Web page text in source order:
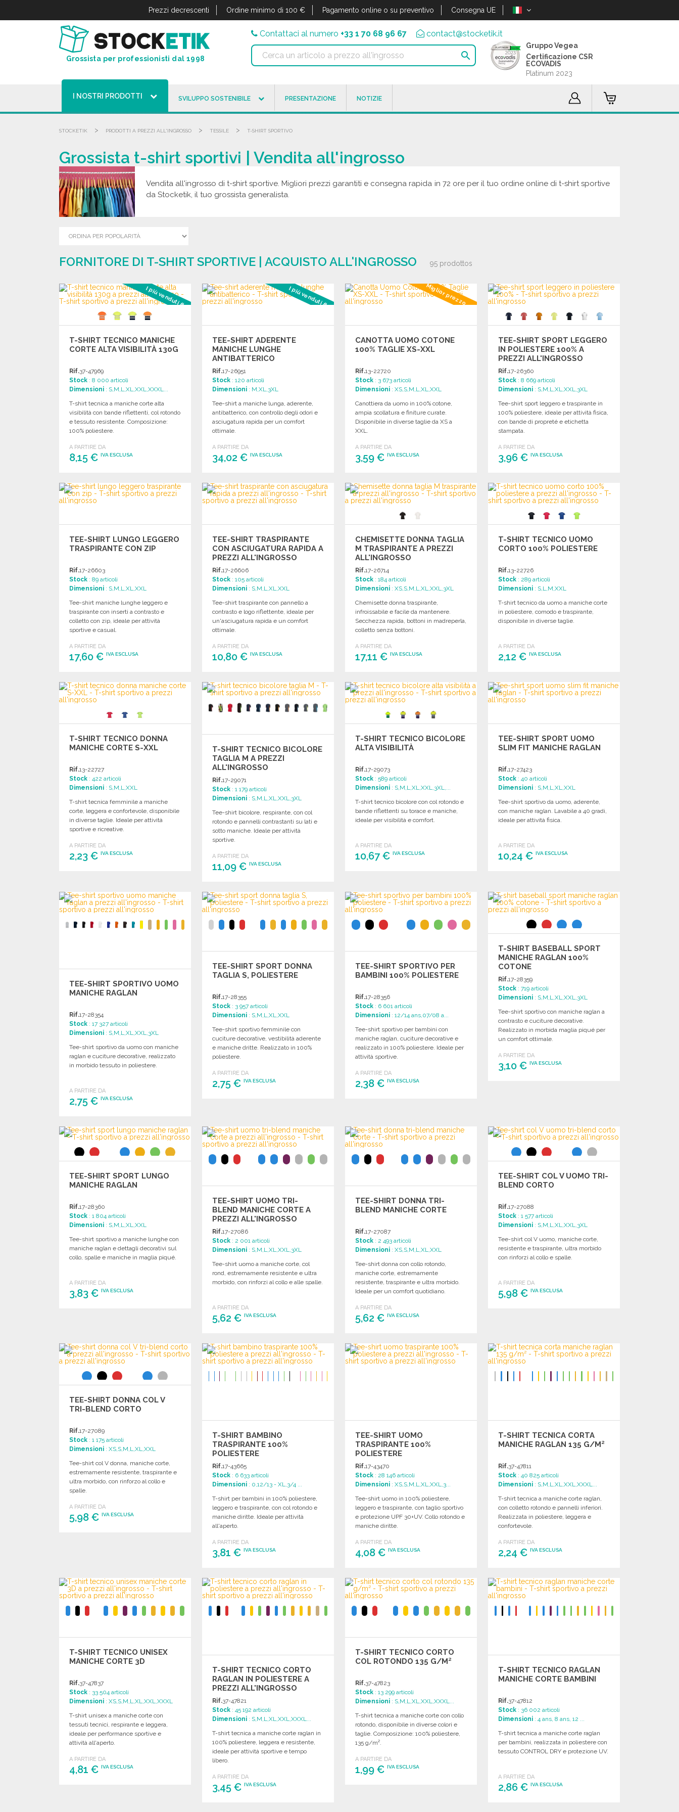
Prezzi decrescenti Ordine minimo di 100 € Pagamento online o su preventivo Consegna UE
Grossista per professionisti dal 1998
Contattaci al numero +33 1 70 68 96 67 contact@stocketik.it

Gruppo Vegea
Certificazione CSR
ECOVADIS
Platinum 2023
I NOSTRI PRODOTTI SVILUPPO SOSTENIBILE PRESENTAZIONE NOTIZIE
STOCKETIK > PRODOTTI A PREZZI ALL'INGROSSO > TESSILE > T-SHIRT SPORTIVO
Grossista t-shirt sportivi | Vendita all'ingrosso
Vendita all'ingrosso di t-shirt sportive. Migliori prezzi garantiti e consegna rapida in 72 ore per il tuo ordine online di t-shirt sportive
da Stocketik, il tuo grossista generalista.
FORNITORE DI T-SHIRT SPORTIVE | ACQUISTO ALL'INGROSSO 95 prodottos
I più venduti #1
T-SHIRT TECNICO MANICHE
CORTE ALTA VISIBILITÀ 130G
Rif.37-47969
Stock : 8 000 articoli
Dimensioni : S,M,L,XL,XXL,XXXL...
T-shirt tecnica a maniche corte alta
visibilità con bande riflettenti, col rotondo
e tessuto resistente. Composizione:
100% poliestere.
A PARTIRE DA
8,15 € IVA ESCLUSA
Richiedi un preventivo
I più venduti #2
TEE-SHIRT ADERENTE
MANICHE LUNGHE
ANTIBATTERICO
Rif.17-26951
Stock : 120 articoli
Dimensioni : M,XL,3XL
Tee-shirt a maniche lunga, aderente,
antibatterico, con controllo degli odori e
asciugatura rapida per un comfort
ottimale.
A PARTIRE DA
34,02 €IVA ESCLUSA
Richiedi un preventivo
Miglior prezzo
CANOTTA UOMO COTONE
100% TAGLIE XS-XXL
Rif.13-22720
Stock : 3 673 articoli
Dimensioni : XS,S,M,L,XL,XXL
Canottiera da uomo in 100% cotone,
ampia scollatura e finiture curate.
Disponibile in diverse taglie da XS a
XXL.
A PARTIRE DA
3,59 €IVA ESCLUSA
Richiedi un preventivo
TEE-SHIRT SPORT LEGGERO
IN POLIESTERE 100% A
PREZZI ALL'INGROSSO
Rif.17-26360
Stock : 8 669 articoli
Dimensioni : S,M,L,XL,XXL,3XL
Tee-shirt sport leggero e traspirante in
100% poliestere, ideale per attività fisica,
con bande di propreté e etichetta
stampata.
A PARTIRE DA
3,96 €IVA ESCLUSA
Richiedi un preventivo
TEE-SHIRT LUNGO LEGGERO
TRASPIRANTE CON ZIP
Rif.17-26603
Stock : 89 articoli
Dimensioni : S,M,L,XL,XXL
Tee-shirt maniche lunghe leggero e
traspirante con inserti a contrasto e
colletto con zip, ideale per attività
sportive e casual.
A PARTIRE DA
17,60 € IVA ESCLUSA
Richiedi un preventivo
TEE-SHIRT TRASPIRANTE
CON ASCIUGATURA RAPIDA A
PREZZI ALL'INGROSSO
Rif.17-26606
Stock : 105 articoli
Dimensioni : S,M,L,XL,XXL
Tee-shirt traspirante con pannello a
contrasto e logo riflettente, ideale per
un'asciugatura rapida e un comfort
ottimale.
A PARTIRE DA
10,80 €IVA ESCLUSA
Richiedi un preventivo
CHEMISETTE DONNA TAGLIA
M TRASPIRANTE A PREZZI
ALL'INGROSSO
Rif.17-26714
Stock : 184 articoli
Dimensioni : XS,S,M,L,XL,XXL,3XL
Chemisette donna traspirante,
infroissabile e facile da mantenere.
Secchezza rapida, bottoni in madreperla,
colletto senza bottoni.
A PARTIRE DA
17,11 €IVA ESCLUSA
Richiedi un preventivo
T-SHIRT TECNICO UOMO
CORTO 100% POLIESTERE
Rif.13-22726
Stock : 289 articoli
Dimensioni : S,L,M,XXL
T-shirt tecnico da uomo a maniche corte
in poliestere, comodo e traspirante,
disponibile in diverse taglie.
A PARTIRE DA
2,12 €IVA ESCLUSA
Richiedi un preventivo
T-SHIRT TECNICO DONNA
MANICHE CORTE S-XXL
Rif.13-22727
Stock : 422 articoli
Dimensioni : S,M,L,XXL
T-shirt tecnica femminile a maniche
corte, leggera e confortevole, disponibile
in diverse taglie. Ideale per attività
sportive e ricreative.
A PARTIRE DA
2,23 € IVA ESCLUSA
Richiedi un preventivo
T-SHIRT TECNICO BICOLORE
TAGLIA M A PREZZI
ALL'INGROSSO
Rif.17-29071
Stock : 1 179 articoli
Dimensioni : S,M,L,XL,XXL,3XL
Tee-shirt bicolore, respirante, con col
rotondo e pannelli contrastanti su lati e
sotto maniche. Ideale per attività
sportive.
A PARTIRE DA
11,09 €IVA ESCLUSA
Richiedi un preventivo
T-SHIRT TECNICO BICOLORE
ALTA VISIBILITÀ
Rif.17-29073
Stock : 589 articoli
Dimensioni : S,M,L,XL,XXL,3XL,...
T-shirt tecnico bicolore con col rotondo e
bande riflettenti su torace e maniche,
ideale per visibilità e comfort.
A PARTIRE DA
10,67 €IVA ESCLUSA
Richiedi un preventivo
TEE-SHIRT SPORT UOMO
SLIM FIT MANICHE RAGLAN
Rif.17-27423
Stock : 40 articoli
Dimensioni : S,M,L,XL,XXL
Tee-shirt sportivo da uomo, aderente,
con maniche raglan. Lavabile a 40 gradi,
ideale per attività fisica.
A PARTIRE DA
10,24 €IVA ESCLUSA
Richiedi un preventivo
TEE-SHIRT SPORTIVO UOMO
MANICHE RAGLAN
Rif.17-28354
Stock : 17 327 articoli
Dimensioni : S,M,L,XL,XXL,3XL
Tee-shirt sportivo da uomo con maniche
raglan e cuciture decorative, realizzato
in morbido tessuto in poliestere.
A PARTIRE DA
2,75 € IVA ESCLUSA
Richiedi un preventivo
TEE-SHIRT SPORT DONNA
TAGLIA S, POLIESTERE
Rif.17-28355
Stock : 3 957 articoli
Dimensioni : S,M,L,XL,XXL
Tee-shirt sportivo femminile con
cuciture decorative, vestibilità aderente
e maniche dritte. Realizzato in 100%
poliestere.
A PARTIRE DA
2,75 €IVA ESCLUSA
TEE-SHIRT SPORTIVO PER
BAMBINI 100% POLIESTERE
Rif.17-28356
Stock : 6 601 articoli
Dimensioni : 12/14 ans,07/08 a...
Tee-shirt sportivo per bambini con
maniche raglan, cuciture decorative e
realizzato in 100% poliestere. Ideale per
attività sportive.
A PARTIRE DA
2,38 €IVA ESCLUSA
T-SHIRT BASEBALL SPORT
MANICHE RAGLAN 100%
COTONE
Rif.17-28359
Stock : 719 articoli
Dimensioni : S,M,L,XL,XXL,3XL
Tee-shirt sportivo con maniche raglan a
contrasto e cuciture decorative.
Realizzato in morbida maglia piqué per
un comfort ottimale.
A PARTIRE DA
3,10 €IVA ESCLUSA
TEE-SHIRT SPORT LUNGO
MANICHE RAGLAN
Rif.17-28360
Stock : 1 804 articoli
Dimensioni : S,M,L,XL,XXL
Tee-shirt sportivo a maniche lunghe con
maniche raglan e dettagli decorativi sul
collo, spalle e maniche in maglia piqué.
A PARTIRE DA
3,83 € IVA ESCLUSA
TEE-SHIRT UOMO TRI-
BLEND MANICHE CORTE A
PREZZI ALL'INGROSSO
Rif.17-27086
Stock : 2 001 articoli
Dimensioni : S,M,L,XL,XXL,3XL
Tee-shirt uomo a maniche corte, col
rond, estremamente resistente e ultra
morbido, con rinforzi al collo e alle spalle.
A PARTIRE DA
5,62 €IVA ESCLUSA
Richiedi un preventivo
TEE-SHIRT DONNA TRI-
BLEND MANICHE CORTE
Rif.17-27087
Stock : 2 493 articoli
Dimensioni : XS,S,M,L,XL,XXL
Tee-shirt donna con collo rotondo,
maniche corte, estremamente
resistente, traspirante e ultra morbido.
Ideale per un comfort quotidiano.
A PARTIRE DA
5,62 €IVA ESCLUSA
Richiedi un preventivo
TEE-SHIRT COL V UOMO TRI-
BLEND CORTO
Rif.17-27088
Stock : 1 577 articoli
Dimensioni : S,M,L,XL,XXL,3XL
Tee-shirt col V uomo, maniche corte,
resistente e traspirante, ultra morbido
con rinforzi al collo e spalle.
A PARTIRE DA
5,98 €IVA ESCLUSA
TEE-SHIRT DONNA COL V
TRI-BLEND CORTO
Rif.17-27089
Stock : 1 175 articoli
Dimensioni : XS,S,M,L,XL,XXL
Tee-shirt col V donna, maniche corte,
estremamente resistente, traspirante e
ultra morbido, con rinforzo al collo e
spalle.
A PARTIRE DA
5,98 € IVA ESCLUSA
T-SHIRT BAMBINO
TRASPIRANTE 100%
POLIESTERE
Rif.17-43665
Stock : 6 633 articoli
Dimensioni : 0,12/13 - XL,3/4 ...
T-shirt per bambini in 100% poliestere,
leggero e traspirante, con col rotondo e
maniche diritte. Ideale per attività
all'aperto.
A PARTIRE DA
3,81 €IVA ESCLUSA
Richiedi un preventivo
TEE-SHIRT UOMO
TRASPIRANTE 100%
POLIESTERE
Rif.17-43470
Stock : 28 146 articoli
Dimensioni : XS,S,M,L,XL,XXL,3...
Tee-shirt uomo in 100% poliestere,
leggero e traspirante, con taglio sportivo
e protezione UPF 30+UV. Collo rotondo e
maniche diritte.
A PARTIRE DA
4,08 €IVA ESCLUSA
Richiedi un preventivo
T-SHIRT TECNICA CORTA
MANICHE RAGLAN 135 G/M²
Rif.37-47811
Stock : 40 825 articoli
Dimensioni : S,M,L,XL,XXL,XXXL...
T-shirt tecnica a maniche corte raglan,
con colletto rotondo e pannelli inferiori.
Realizzata in poliestere, leggera e
confortevole.
A PARTIRE DA
2,24 €IVA ESCLUSA
Richiedi un preventivo
T-SHIRT TECNICO UNISEX
MANICHE CORTE 3D
Rif.37-47837
Stock : 33 504 articoli
Dimensioni : XS,S,M,L,XL,XXL,XXXL
T-shirt unisex a maniche corte con
tessuti tecnici, respirante e leggera,
ideale per performance sportive e
attività all'aperto.
A PARTIRE DA
4,81 € IVA ESCLUSA
T-SHIRT TECNICO CORTO
RAGLAN IN POLIESTERE A
PREZZI ALL'INGROSSO
Rif.37-47821
Stock : 45 192 articoli
Dimensioni : S,M,L,XL,XXL,XXXL...
T-shirt tecnica a maniche corte raglan in
100% poliestere, leggera e resistente,
ideale per attività sportive e tempo
libero.
A PARTIRE DA
3,45 €IVA ESCLUSA
T-SHIRT TECNICO CORTO
COL ROTONDO 135 G/M²
Rif.37-47823
Stock : 13 299 articoli
Dimensioni : S,M,L,XL,XXL,XXXL...
T-shirt tecnica a maniche corte con collo
rotondo, disponibile in diverse colori e
taglie. Composizione: 100% poliestere,
135 g/m².
A PARTIRE DA
1,99 €IVA ESCLUSA
T-SHIRT TECNICO RAGLAN
MANICHE CORTE BAMBINI
Rif.37-47812
Stock : 36 002 articoli
Dimensioni : 4 ans, 8 ans, 12 ...
T-shirt tecnica a maniche corte raglan
per bambini, realizzata in poliestere con
tessuto CONTROL DRY e protezione UV.
A PARTIRE DA
2,86 €IVA ESCLUSA